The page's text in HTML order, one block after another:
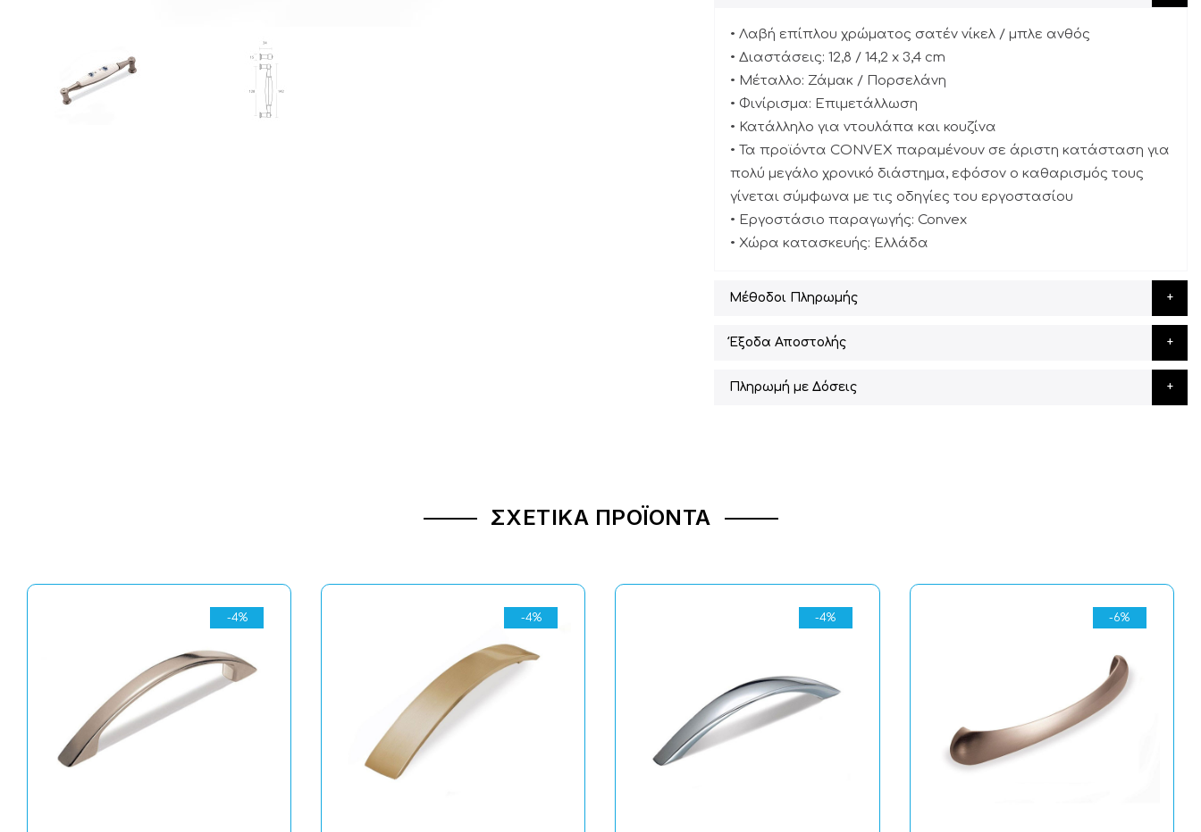
• Λαβή επίπλου χρώματος σατέν νίκελ / μπλε ανθός
• Διαστάσεις: 12,8 / 14,2 x 3,4 cm
• Μέταλλο: Ζάμακ / Πορσελάνη
• Φινίρισμα: Επιμετάλλωση
• Κατάλληλο για ντουλάπα και κουζίνα
• Τα προϊόντα CONVEX παραμένουν σε άριστη κατάσταση για
πολύ μεγάλο χρονικό διάστημα, εφόσον ο καθαρισμός τους
γίνεται σύμφωνα με τις οδηγίες του εργοστασίου
• Εργοστάσιο παραγωγής: Convex
• Χώρα κατασκευής: Ελλάδα
Μέθοδοι Πληρωμής
Έξοδα Αποστολής
Πληρωμή με Δόσεις
ΣΧΕΤΙΚΆ ΠΡΟΪΌΝΤΑ
-4% -4% -4% -6%